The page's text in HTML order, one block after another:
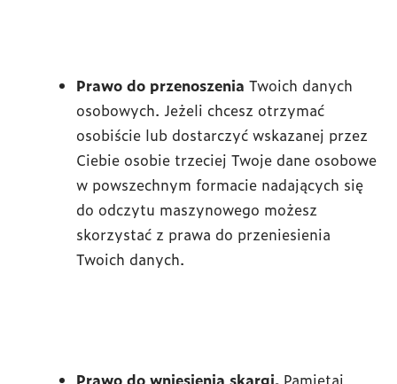
Prawo do przenoszenia Twoich danych
osobowych. Jeżeli chcesz otrzymać
osobiście lub dostarczyć wskazanej przez
Ciebie osobie trzeciej Twoje dane osobowe
w powszechnym formacie nadających się
do odczytu maszynowego możesz
skorzystać z prawa do przeniesienia
Twoich danych.
Prawo do wniesienia skargi. Pamiętaj